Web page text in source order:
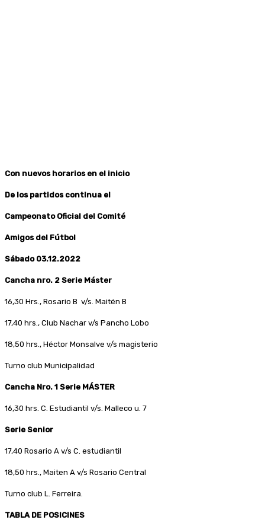
Con nuevos horarios en el inicio
De los partidos continua el
Campeonato Oficial del Comité
Amigos del Fútbol
Sábado 03.12.2022
Cancha nro. 2 Serie Máster
16,30 Hrs., Rosario B v/s. Maitén B
17,40 hrs., Club Nachar v/s Pancho Lobo
18,50 hrs., Héctor Monsalve v/s magisterio
Turno club Municipalidad
Cancha Nro. 1 Serie MÁSTER
16,30 hrs. C. Estudiantil v/s. Malleco u. 7
Serie Senior
17,40 Rosario A v/s C. estudiantil
18,50 hrs., Maiten A v/s Rosario Central
Turno club L. Ferreira.
TABLA DE POSICINES